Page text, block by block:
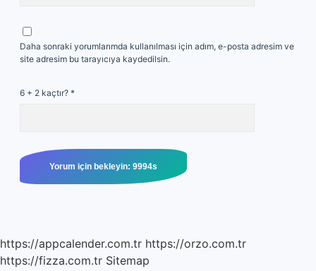
Daha sonraki yorumlarımda kullanılması için adım, e-posta adresim ve
site adresim bu tarayıcıya kaydedilsin.
6 + 2 kaçtır? *
https://appcalender.com.tr https://orzo.com.tr
https://fizza.com.tr Sitemap